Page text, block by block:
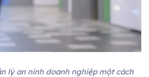
lý an ninh doanh nghiệp một cách